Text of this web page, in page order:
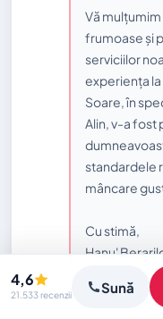
Vă
frumoase și
serviciilor
experiența la
Soare, în
Alin, v-a fost
standardele
mâncare
Cu stimă,
Hanu'
Vezi recenzia pe
4,6
21.533 recenzii Sună